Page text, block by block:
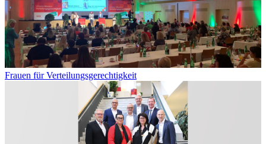
Frauen für Verteilungsgerechtigkeit